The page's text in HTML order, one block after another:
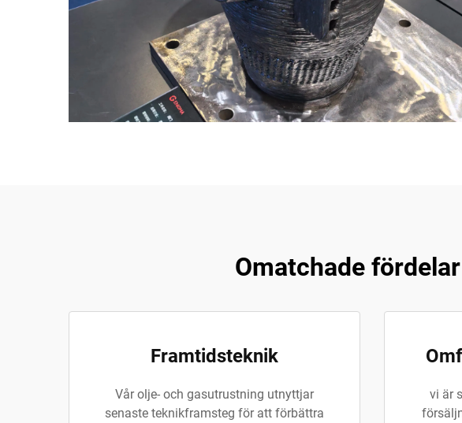
Omatchade
Framtidsteknik
Vår olje- och gasutrustning utnyttjar
senaste teknikframsteg för att förbättra
vi är